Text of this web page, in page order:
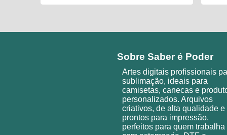
Sobre Saber é Poder
Artes digitais profissionais
sublimação, ideais para
camisetas, canecas e
personalizados. Arquivos
criativos, de alta qualidade e
prontos para impressão,
perfeitos para quem trabalha